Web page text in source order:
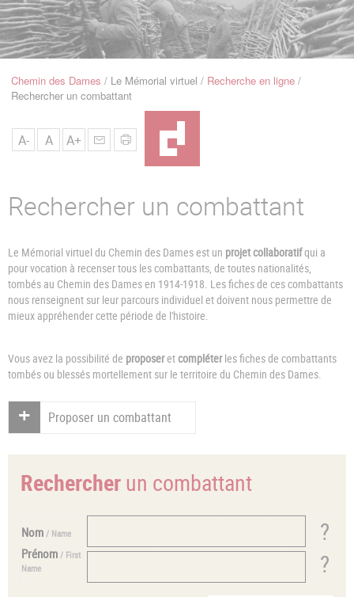
Navigation
Fil
Chemin des Dames Le Mémorial virtuel
Recherche en ligne
Rechercher un combattant
A- A A+
Rechercher un combattant
Le Mémorial virtuel du Chemin des Dames est un projet collaboratifqui a
pour vocation à recenser tous les combattants, de toutes nationalités,
tombés au Chemin des Dames en 1914-1918. Les fiches de ces combattants
nous renseignent sur leur parcours individuel et doivent nous permettre de
mieux appréhender cette période de l'histoire.
Vous avez la possibilité de proposeretcompléterles fiches de combattants
tombés ou blessés mortellement sur le territoire du Chemin des Dames.
Proposer un combattant
Rechercherun combattant
Nom / Name
Prénom / First
Name